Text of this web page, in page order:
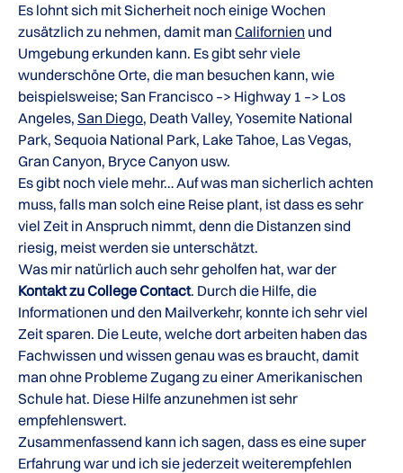
Es lohnt sich mit Sicherheit noch einige Wochen
zusätzlich zu nehmen, damit man Californien und
Umgebung erkunden kann. Es gibt sehr viele
wunderschöne Orte, die man besuchen kann, wie
beispielsweise; San Francisco –> Highway 1 –> Los
Angeles, San Diego, Death Valley, Yosemite National
Park, Sequoia National Park, Lake Tahoe, Las Vegas,
Gran Canyon, Bryce Canyon usw.
Es gibt noch viele mehr… Auf was man sicherlich achten
muss, falls man solch eine Reise plant, ist dass es sehr
viel Zeit in Anspruch nimmt, denn die Distanzen sind
riesig, meist werden sie unterschätzt.
Was mir natürlich auch sehr geholfen hat, war der
Kontakt zu College Contact. Durch die Hilfe, die
Informationen und den Mailverkehr, konnte ich sehr viel
Zeit sparen. Die Leute, welche dort arbeiten haben das
Fachwissen und wissen genau was es braucht, damit
man ohne Probleme Zugang zu einer Amerikanischen
Schule hat. Diese Hilfe anzunehmen ist sehr
empfehlenswert.
Zusammenfassend kann ich sagen, dass es eine super
Erfahrung war und ich sie jederzeit weiterempfehlen